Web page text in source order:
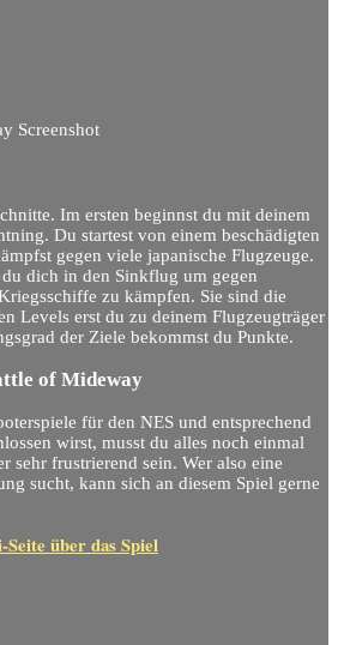
Im ersten beginnst du mit deinem
Du startest von einem beschädigten
gegen viele japanische Flugzeuge.
dich in den Sinkflug um gegen
zu kämpfen. Sie sind die
Levels erst du zu deinem Flugzeugträger
der Ziele bekommst du Punkte.
of Mideway
für den NES und entsprechend
wirst, musst du alles noch einmal
sehr frustrierend sein. Wer also eine
sucht, kann sich an diesem Spiel gerne
über das Spiel